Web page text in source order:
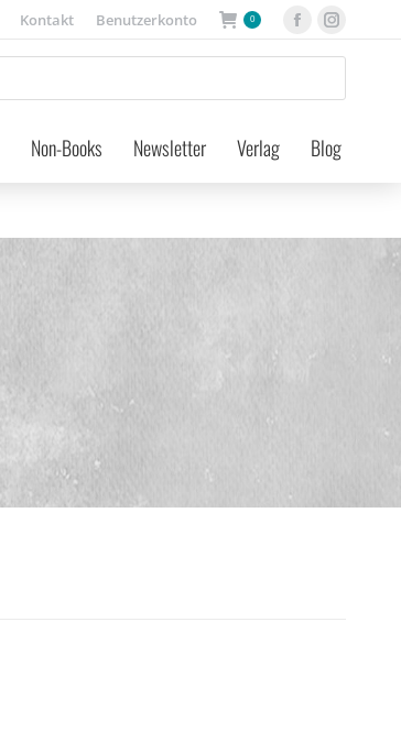
Kontakt Benutzerkonto 0
Facebook
page
new
page
new
Non-Books Newsletter Verlag Blog